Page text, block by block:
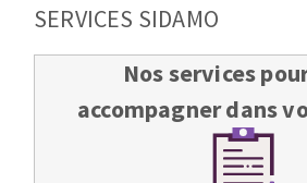
SERVICES SIDAMO
Nos services
accompagner dans